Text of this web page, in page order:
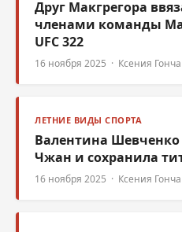
Друг Макгрегора
членами команды
UFC 322
16 ноября 2025 · Ксения
ЛЕТНИЕ ВИДЫ СПОРТА
Валентина
Чжан и сохранила
16 ноября 2025 · Ксения